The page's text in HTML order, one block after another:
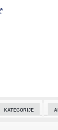
na nemačkom
posle pada
KATEGORIJE